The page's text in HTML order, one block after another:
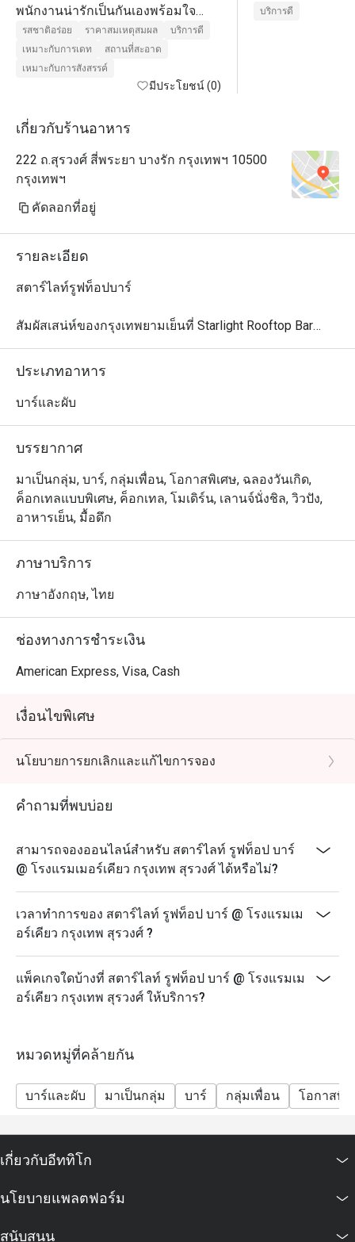
พนักงานน่ารักเป็นกันเองพร้อมใจ
บริการ 8/10
รสชาติอร่อย ราคาสมเหตุสมผล
บริการดี
เหมาะกับการเดท
สถานที่สะอาด
เหมาะกับการสังสรรค์
มีประโยชน์ (0)
บริการดี
เกี่ยวกับร้านอาหาร
222 ถ.สุรวงศ์ สี่พระยา บางรัก กรุงเทพฯ 10500
กรุงเทพฯ
คัดลอกที่อยู่
รายละเอียด
สตาร์ไลท์รูฟท็อปบาร์
สัมผัสเสน่ห์ของกรุงเทพยามเย็นที่ Starlight Rooftop Bar
ค้นพบความลงตัวระหว่างชีวิตในเมืองอันคึกคักและค่ำคืนที่
เงียบสงบใต้แสงดาวที่ Starlight Rooftop Bar บนชั้นดาดฟ้า
ทำให้ที่นี่เป็นสถานที่เหมาะสำหรับค่ำคืนที่น่าจดจำ
ซิกเนเจอร์อย่าง Bangkok Night, Malai และ Siam Sour
ถ่ายทอดความเป็นไทยในรูปแบบที่ทันสมัย พร้อมเพลิดเพลิน
กับดนตรีสดและกิจกรรมพิเศษที่เติมเต็มค่ำคืนอันน่าประทับ
ไม่ว่าคุณจะต้องการนั่งชมพระอาทิตย์ตกดินหรือสัมผัสชีวิต
ยามค่ำคืนในเมืองใหญ่ Starlight Rooftop Bar คือประตูสู่
ประเภทอาหาร
บาร์และผับ
บรรยากาศ
มาเป็นกลุ่ม, บาร์, กลุ่มเพื่อน, โอกาสพิเศษ, ฉลองวันเกิด,
ค็อกเทลแบบพิเศษ, ค็อกเทล, โมเดิร์น, เลานจ์นั่งชิล, วิวปัง,
อาหารเย็น, มื้อดึก
ภาษาบริการ
ภาษาอังกฤษ, ไทย
ช่องทางการชำระเงิน
American Express, Visa, Cash
เงื่อนไขพิเศษ
นโยบายการยกเลิกและแก้ไขการจอง
คำถามที่พบบ่อย
สามารถจองออนไลน์สำหรับ สตาร์ไลท์ รูฟท็อป บาร์
@ โรงแรมเมอร์เคียว กรุงเทพ สุรวงศ์ ได้หรือไม่?
เวลาทำการของ สตาร์ไลท์ รูฟท็อป บาร์ @ โรงแรมเม
อร์เคียว กรุงเทพ สุรวงศ์ ?
แพ็คเกจใดบ้างที่ สตาร์ไลท์ รูฟท็อป บาร์ @ โรงแรมเม
อร์เคียว กรุงเทพ สุรวงศ์ ให้บริการ?
หมวดหมู่ที่คล้ายกัน
บาร์และผับ มาเป็นกลุ่ม บาร์ กลุ่มเพื่อน โอกาสพิเ
เกี่ยวกับอีททิโก
นโยบายแพลตฟอร์ม
สนับสนุน